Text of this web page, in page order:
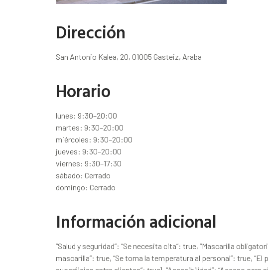
Dirección
San Antonio Kalea, 20, 01005 Gasteiz, Araba
Horario
lunes: 9:30–20:00
martes: 9:30–20:00
miércoles: 9:30–20:00
jueves: 9:30–20:00
viernes: 9:30–17:30
sábado: Cerrado
domingo: Cerrado
Información adicional
“Salud y seguridad”: “Se necesita cita”: true, “Mascarilla
mascarilla”: true, “Se toma la temperatura al personal”: true, “El